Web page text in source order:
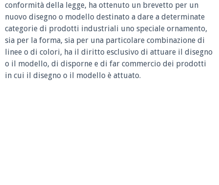
conformità della legge, ha ottenuto un brevetto per un
nuovo disegno o modello destinato a dare a determinate
categorie di prodotti industriali uno speciale ornamento,
sia per la forma, sia per una particolare combinazione di
linee o di colori, ha il diritto esclusivo di attuare il disegno
o il modello, di disporne e di far commercio dei prodotti
in cui il disegno o il modello è attuato.